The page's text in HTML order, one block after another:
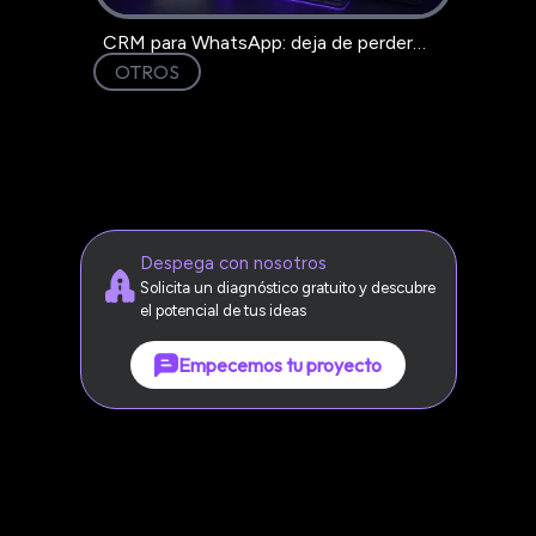
CRM para WhatsApp: deja de perder
clientes en el chat
OTROS
Despega con nosotros
Solicita un diagnóstico gratuito y descubre
el potencial de tus ideas
Empecemos tu proyecto